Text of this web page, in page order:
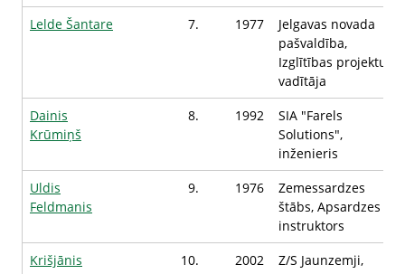
Lelde Šantare
7. 1977
Jelgavas novada
pašvaldība,
Izglītības projektu
vadītāja
Dainis
Krūmiņš
8. 1992
SIA "Farels
Solutions",
inženieris
Uldis
Feldmanis
9. 1976
Zemessardzes
štābs, Apsardzes
instruktors
Krišjānis
10. 2002
Z/S Jaunzemji,